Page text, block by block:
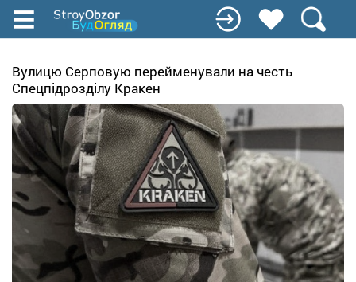
Перейти
до
вмісту
Вулицю Серповую перейменували на честь
Спецпідрозділу Кракен